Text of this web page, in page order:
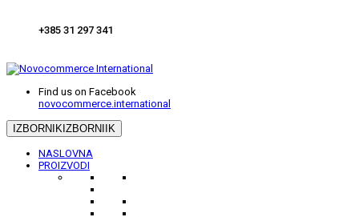
+385 31 297 341
Find us on Facebook
novocommerce.international
IZBORNIKIZBORNIIK
NASLOVNA
PROIZVODI